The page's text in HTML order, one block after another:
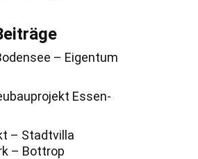
– Eigentum
Essen-
– Stadtvilla
– Bottrop